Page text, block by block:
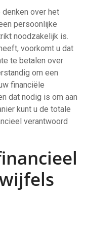
over het
persoonlijke
noodzakelijk is.
voorkomt u dat
te betalen over
om een
financiële
dat nodig is om aan
kunt u de totale
verantwoord